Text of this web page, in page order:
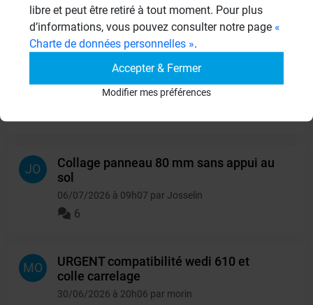
Autres questions
Montage d'aplomb d'une paroi
10/07/2026 à 11h07 par scddefa45
JO
Collage panneau 80 mm sans appui au
sol
06/07/2026 à 09h07 par Josselin
6
MO
URGENT compatibilité wedi 610 et
colle carrelage
30/06/2026 à 20h06 par morin
libre et peut être retiré à tout moment. Pour plus
d’informations, vous pouvez consulter notre page «
Charte de données personnelles ».
Accepter & Fermer
Modifier mes préférences